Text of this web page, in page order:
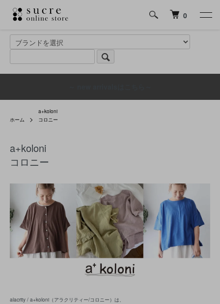
0
ホーム
a+koloni
コロニー
a+koloni
コロニー
alacrity / a+koloni（アラクリティー/コロニー）は、